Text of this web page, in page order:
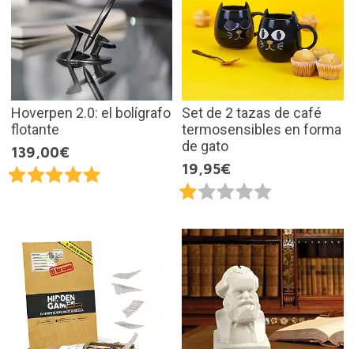
Hoverpen 2.0: el bolígrafo
flotante
139,00€
Set de 2 tazas de café
termosensibles en forma
de gato
19,95€